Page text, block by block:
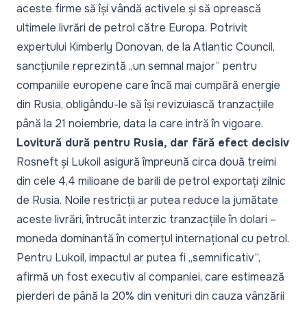
aceste firme să își vândă activele și să oprească
ultimele livrări de petrol către Europa. Potrivit
expertului Kimberly Donovan, de la Atlantic Council,
sancțiunile reprezintă „un semnal major” pentru
companiile europene care încă mai cumpără energie
din Rusia, obligându-le să își revizuiască tranzacțiile
până la 21 noiembrie, data la care intră în vigoare.
Lovitură dură pentru Rusia, dar fără efect decisiv
Rosneft și Lukoil asigură împreună circa două treimi
din cele 4,4 milioane de barili de petrol exportați zilnic
de Rusia. Noile restricții ar putea reduce la jumătate
aceste livrări, întrucât interzic tranzacțiile în dolari –
moneda dominantă în comerțul internațional cu petrol.
Pentru Lukoil, impactul ar putea fi „semnificativ”,
afirmă un fost executiv al companiei, care estimează
pierderi de până la 20% din venituri din cauza vânzării